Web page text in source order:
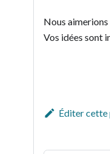
Nous
Vos idées sont
Éditer cette